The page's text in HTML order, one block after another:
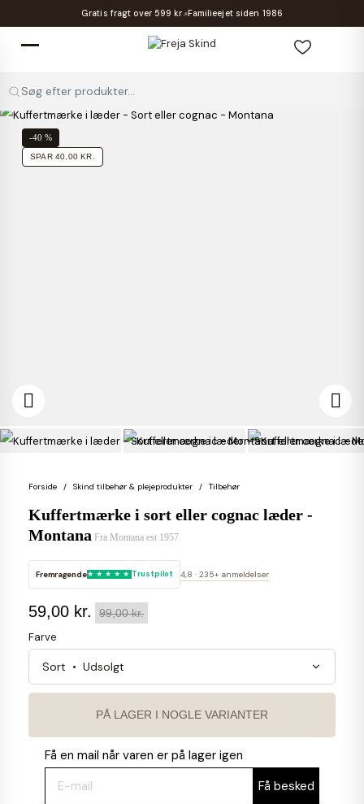
Gratis fragt over 599 kr. Familieejet siden 1986
Søg efter produkter...
-40 %
SPAR 40,00 KR.
 
Forside Skind tilbehør & plejeprodukter Tilbehør
Kuffertmærke i sort eller cognac læder -
Montana Fra Montana est 1957
Fremragende Trustpilot 4,8 · 235+ anmeldelser
59,00 kr. 99,00 kr.
Farve
PÅ LAGER I NOGLE VARIANTER
Få en mail når varen er på lager igen